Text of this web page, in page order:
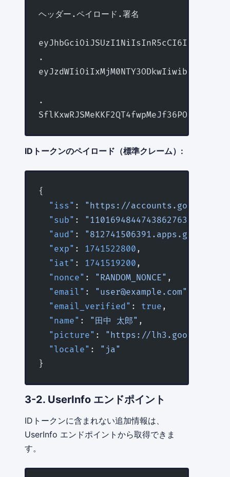
ヘッダー.ペイロード.署名
eyJhbGciOiJSUzI1NiIsInR5cCI6IkpXVCJ9
.
.
IDトークンのペイロード（標準クレーム）:
{
  "iss"
: "https://
  "sub"
: "110169484474386276334"
  "aud"
:
  "exp"
: 1741522800
  "iat"
: 1741519200
  "nonce"
: "RANDOM_NONCE"
  "email"
: "user@example.com"
  "email_verified"
: true
  "name"
: "田中 太郎"
  "picture"
: "https://
  "locale"
: "ja"
}
3-2. UserInfo エンドポイント
IDトークンに含まれない追加情報は、
UserInfo エンドポイントから取得できま
す。